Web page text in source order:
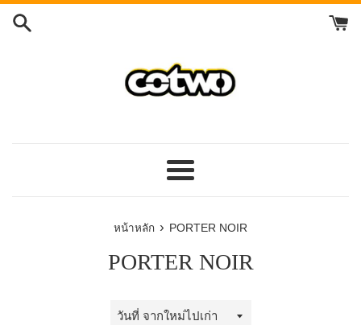
ข้าม
ไป
เมนู
หน้าหลัก › PORTER NOIR
PORTER NOIR
เรียง